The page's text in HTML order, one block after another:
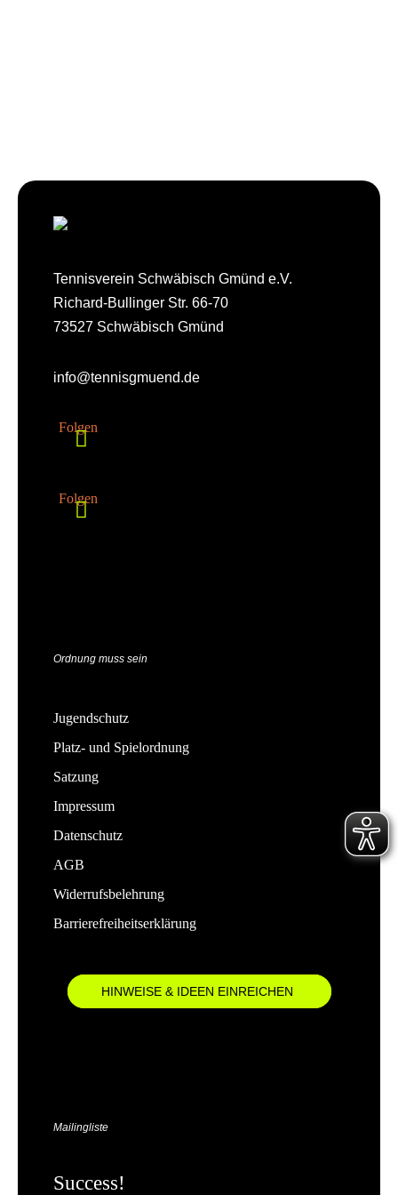
Tennisverein Schwäbisch Gmünd e.V.
Richard-Bullinger Str. 66-70
73527 Schwäbisch Gmünd
info@tennisgmuend.de
Folgen
Folgen
Ordnung muss sein
Jugendschutz
Platz- und Spielordnung
Satzung
Impressum
Datenschutz
AGB
Widerrufsbelehrung
Barrierefreiheitserklärung
HINWEISE & IDEEN EINREICHEN
Mailingliste
Success!